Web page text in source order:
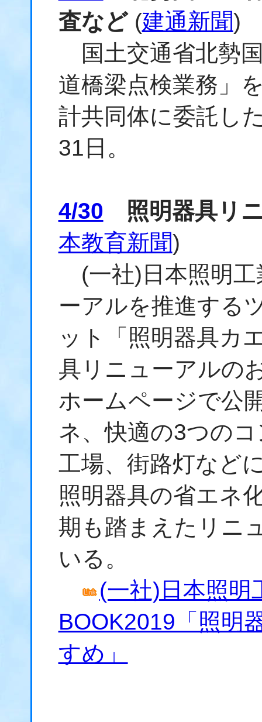
査など(建通新聞)
国土交通省北勢
道橋梁点検業務」
計共同体に委託し
31日。
4/30 照明器具リ
本教育新聞)
(一社)日本照明工
ーアルを推進する
ット「照明器具カ
具リニューアルの
ホームページで公
ネ、快適の3つの
工場、街路灯など
照明器具の省エネ
期も踏まえたリニ
いる。
(一社)日本照明
BOOK2019「照明
すめ」